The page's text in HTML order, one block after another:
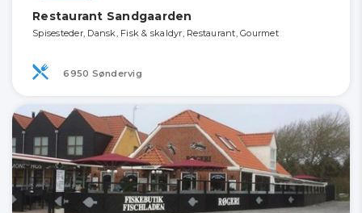
Restaurant Sandgaarden
Spisesteder, Dansk, Fisk & skaldyr, Restaurant, Gourmet
6950 Søndervig